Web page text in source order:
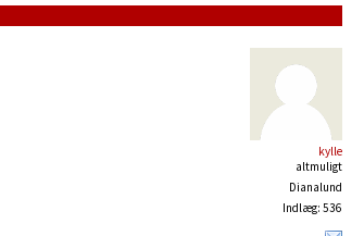
kylle
altmuligt
Dianalund
Indlæg: 536